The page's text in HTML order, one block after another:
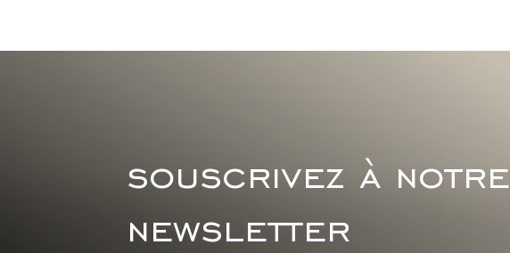
souscrivez à notre
newsletter